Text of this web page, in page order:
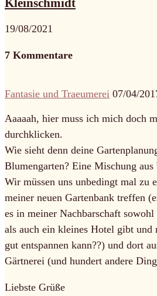
Kleinschmidt
19/08/2021
7 Kommentare
Fantasie und Traeumerei 07/04/
Aaaaah, hier muss ich mich doch
durchklicken.
Wie sieht denn deine
Blumengarten? Eine Mischung aus
Wir müssen uns unbedingt mal zu
meiner neuen Gartenbank treffen
es in meiner Nachbarschaft
als auch ein kleines Hotel gibt und
gut entspannen kann??) und dort
Gärtnerei (und hundert andere
Liebste Grüße